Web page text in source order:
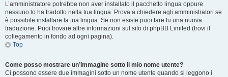
L’amministratore potrebbe non aver installato il pacchetto lingua oppure
nessuno lo ha tradotto nella tua lingua. Prova a chiedere agli amministratori se
è possibile installare la tua lingua. Se non esiste puoi fare tu una nuova
traduzione. Puoi trovare altre informazioni sul sito di phpBB Limited (trovi il
collegamento in fondo ad ogni pagina).
Top
Come posso mostrare un’immagine sotto il mio nome utente?
Ci possono essere due immagini sotto un nome utente quando si leggono i